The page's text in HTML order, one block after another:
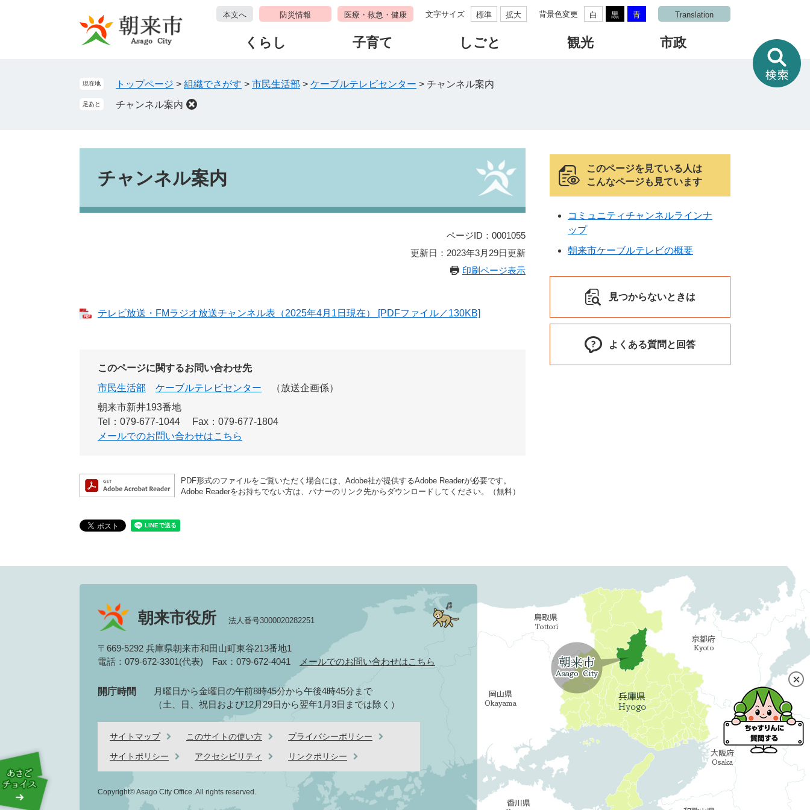
本文へ 防災情報 医療・救急・健康 文字サイズ 標準 拡大 背景色変更 白 黒 青 Translation
くらし 子育て しごと 観光 市政
現在地 トップページ > 組織でさがす > 市民生活部 > ケーブルテレビセンター > チャンネル案内
足あと チャンネル案内
チャンネル案内
ページID：0001055
更新日：2023年3月29日更新
印刷ページ表示
テレビ放送・FMラジオ放送チャンネル表（2025年4月1日現在） [PDFファイル／130KB]
このページに関するお問い合わせ先
市民生活部
ケーブルテレビセンター
放送企画係
朝来市新井193番地
Tel：079-677-1044
Fax：079-677-1804
メールでのお問い合わせはこちら
PDF形式のファイルをご覧いただく場合には、Adobe社が提供するAdobe Readerが必要です。
Adobe Readerをお持ちでない方は、バナーのリンク先からダウンロードしてください。（無料）
このページを見ている人は
こんなページも見ています
コミュニティチャンネルラインナ
ップ
朝来市ケーブルテレビの概要
見つからないときは
よくある質問と回答
情
報
を
朝来市役所 法人番号3000020282251
〒669-5292 兵庫県朝来市和田山町東谷213番地1
電話：079-672-3301(代表) Fax：079-672-4041 メールでのお問い合わせはこちら
開庁時間
月曜日から金曜日の午前8時45分から午後4時45分まで
（土、日、祝日および12月29日から翌年1月3日までは除く）
サイトマップ このサイトの使い方 プライバシーポリシー
サイトポリシー アクセシビリティ リンクポリシー
Copyright© Asago City Office. All rights reserved.